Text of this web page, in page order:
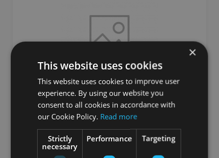
HANTELES AR VINILA PĀRKLĀJUMU 3 KG X2
SVELTUS
38.48€
×
This website uses cookies
This website uses cookies to improve user
experience. By using our website you
consent to all cookies in accordance with
our Cookie Policy. Read more
Strictly
necessary
Performance Targeting